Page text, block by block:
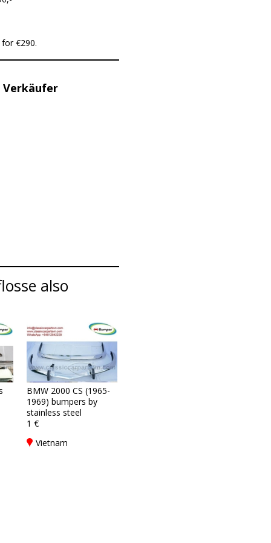
€290.
Verkäufer
also
BMW 2000 CS (1965-
1969) bumpers by
stainless steel
1 €
Vietnam